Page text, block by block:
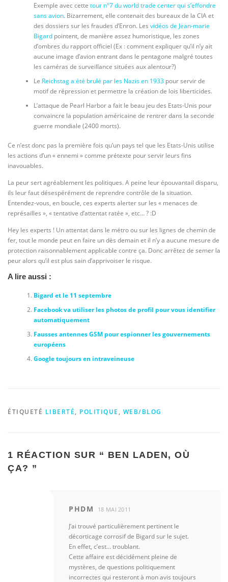
Exemple avec cette tour n°7 du world trade center qui s’effondre
sans avion. Bizarrement, elle contenait des bureaux de la CIA et
des dossiers sur les fraudes d’Enron. Les vidéos de Jean-marie
Bigardpointent, de manière assez humoristique, les zones
d’ombres du rapport officiel (Ex : comment expliquer qu’il n’y ait
aucune image d’avion entrant dans le pentagone malgré toutes
les caméras de surveillance situées aux alentour?)
Le Reichstag a été brulé par les Nazis en 1933pour servir de
motif de répression et permettre la création de lois liberticides.
L’attaque de Pearl Harbor a fait le beau jeu des Etats-Unis pour
convaincre la population américaine de rentrer dans la seconde
guerre mondiale (2400 morts).
Ce n’est donc pas la première fois qu’un pays tel que les Etats-Unis utilise
les actions d’un « ennemi » comme prétexte pour servir leurs fins
inavouables.
La peur sert agréablement les politiques. A peine leur épouvantail disparu,
ils leur faut désespérément de reprendre contrôle de la situation.
Entendez-vous, en boucle, ces experts alerter sur les « menaces de
représailles », « tentative d’attentat ratée », etc… ? :D
Hey les experts ! Un attentat dans le métro ou sur les lignes de chemin de
fer, tout le monde peut en faire un dès demain et il n’y a aucune mesure de
protection raisonnablement applicable contre ça. Donc arrêtez de semer la
peur alors qu’il est plus sain d’apprivoiser le risque.
A lire aussi :
Bigard et le 11 septembre
Facebook va utiliser les photos de profil pour vous identifier
automatiquement
Fausses antennes GSM pour espionner les gouvernements
européens
Google toujours en intraveineuse
ÉTIQUETÉ LIBERTÉ, POLITIQUE , WEB/BLOG
1 RÉACTION SUR “ BEN LADEN, OÙ
ÇA? ”
PHDM 18 MAI 2011
J’ai trouvé particulièrement pertinent le
décorticage corrosif de Bigard sur le sujet.
En effet, c’est… troublant.
Cette affaire est décidément pleine de
mystères, de questions politiquement
incorrectes qui resteront à mon avis toujours